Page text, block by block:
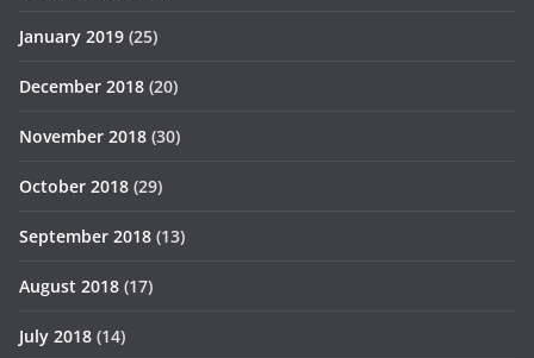
January 2019 (25)
December 2018 (20)
November 2018 (30)
October 2018 (29)
September 2018 (13)
August 2018 (17)
July 2018 (14)